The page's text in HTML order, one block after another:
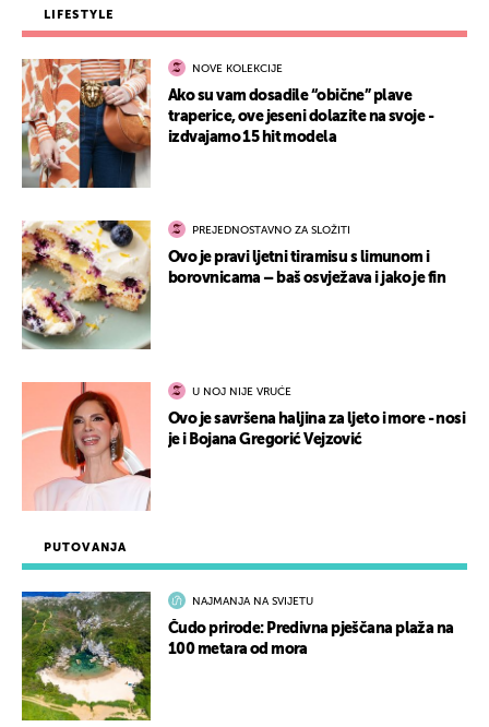
PUTOVANJA
NAJMANJA NA SVIJETU
Čudo prirode: Predivna pješčana plaža na
100 metara od mora
LIFESTYLE
NOVE KOLEKCIJE
Ako su vam dosadile “obične” plave
traperice, ove jeseni dolazite na svoje -
izdvajamo 15 hit modela
PREJEDNOSTAVNO ZA SLOŽITI
Ovo je pravi ljetni tiramisu s limunom i
borovnicama – baš osvježava i jako je fin
U NOJ NIJE VRUĆE
Ovo je savršena haljina za ljeto i more - nosi
je i Bojana Gregorić Vejzović